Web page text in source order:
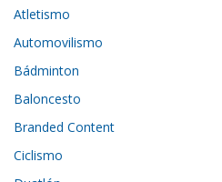
Atletismo
Automovilismo
Bádminton
Baloncesto
Branded Content
Ciclismo